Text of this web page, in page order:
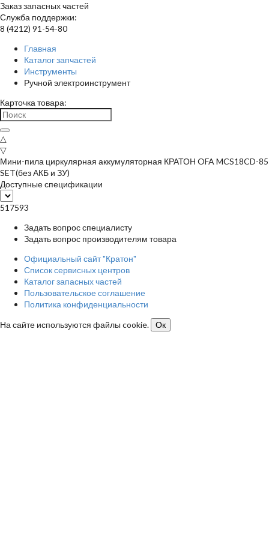
Заказ запасных частей
Служба поддержки:
8 (4212) 91-54-80
Главная
Каталог запчастей
Инструменты
Ручной электроинструмент
Карточка товара:
△
▽
Мини-пила циркулярная аккумуляторная КРАТОН OFA MCS18CD-85
SET(без АКБ и ЗУ)
Доступные спецификации
517593
Задать вопрос специалисту
Задать вопрос производителям товара
Официальный сайт "Кратон"
Список сервисных центров
Каталог запасных частей
Пользовательское соглашение
Политика конфиденциальности
На сайте используются файлы cookie.
Ок